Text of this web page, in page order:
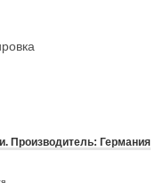
Производитель: Германия